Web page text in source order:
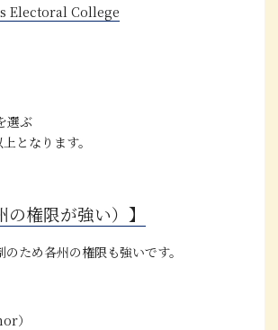
Electoral College
選ぶ
となります。
の権限が強い）】
のため各州の権限も強いです。
）